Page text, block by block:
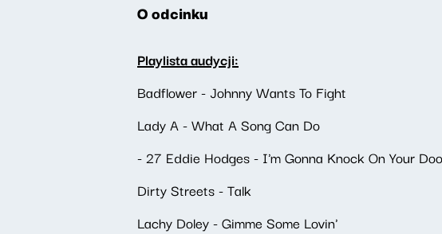
O odcinku
Playlista audycji:
Badflower - Johnny Wants To Fight
Lady A - What A Song Can Do
- 27 Eddie Hodges - I'm Gonna Knock On Your
Dirty Streets - Talk
Lachy Doley - Gimme Some Lovin'